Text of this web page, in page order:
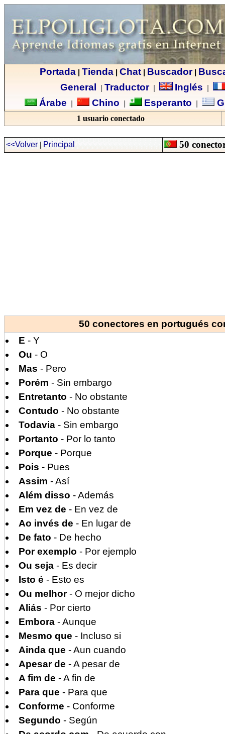
Portada| Tienda| Chat| Buscador|
General
Traductor| Inglés
Árabe Chino Esperanto
1 usuario conectado
<<Volver | Principal 50
50 conectores en portugués
E - Y
Ou - O
Mas - Pero
Porém - Sin embargo
Entretanto - No obstante
Contudo - No obstante
Todavia- Sin embargo
Portanto - Por lo tanto
Porque - Porque
Pois - Pues
Assim - Así
Além disso - Además
Em vez de - En vez de
Ao invés de - En lugar de
De fato - De hecho
Por exemplo - Por ejemplo
Ou seja- Es decir
Isto é - Esto es
Ou melhor- O mejor dicho
Aliás - Por cierto
Embora- Aunque
Mesmo que - Incluso si
Ainda que - Aun cuando
Apesar de - A pesar de
A fim de - A fin de
Para que - Para que
Conforme - Conforme
Segundo - Según